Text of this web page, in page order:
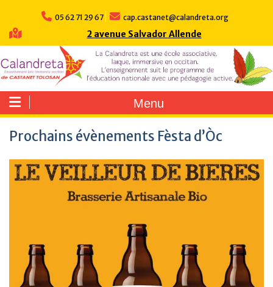
content
05 62 71 29 67 cap.castanet@calandreta.org
2 avenue Salvador Allende
Menu
Prochains évènements Fèsta d’Òc